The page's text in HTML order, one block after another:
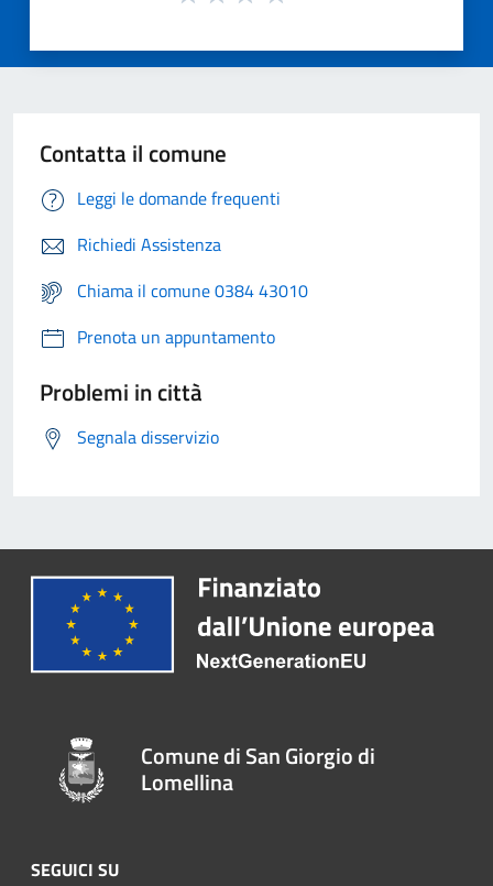
Contatta il comune
Leggi le domande frequenti
Richiedi Assistenza
Chiama il comune 0384 43010
Prenota un appuntamento
Problemi in città
Segnala disservizio
Comune di San Giorgio di
Lomellina
SEGUICI SU